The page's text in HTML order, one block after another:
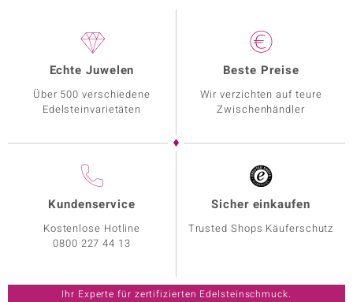
Echte Juwelen
Über 500 verschiedene
Edelsteinvarietäten
Beste Preise
Wir verzichten auf teure
Zwischenhändler
Kundenservice
Kostenlose Hotline
0800 227 44 13
Sicher einkaufen
Trusted Shops Käuferschutz
Ihr Experte für zertifizierten Edelsteinschmuck.